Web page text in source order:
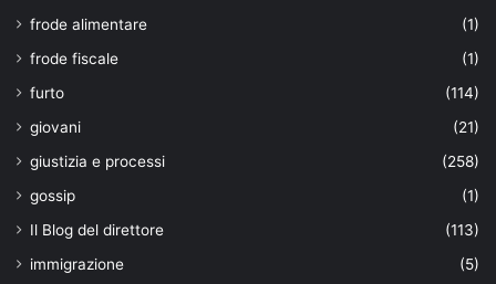
frode alimentare
(1)
frode fiscale
(1)
furto
(114)
giovani
(21)
giustizia e processi
(258)
gossip
(1)
Il Blog del direttore
(113)
immigrazione
(5)